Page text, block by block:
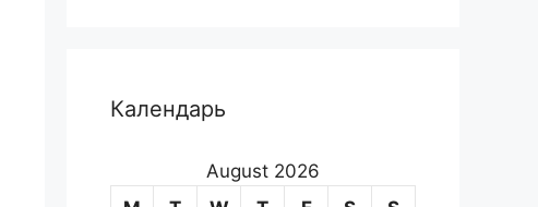
Календарь
August 2026